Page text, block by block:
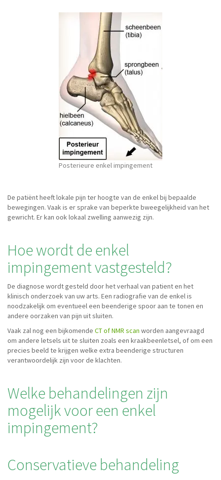
Posterieure enkel impingement
De patiënt heeft lokale pijn ter hoogte van de enkel bij bepaalde
bewegingen. Vaak is er sprake van beperkte bweegelijkheid van het
gewricht. Er kan ook lokaal zwelling aanwezig zijn.
Hoe wordt de enkel
impingement vastgesteld?
De diagnose wordt gesteld door het verhaal van patient en het
klinisch onderzoek van uw arts. Een radiografie van de enkel is
noodzakelijk om eventueel een beenderige spoor aan te tonen en
andere oorzaken van pijn uit sluiten.
Vaak zal nog een bijkomende CT of NMR scan worden aangevraagd
om andere letsels uit te sluiten zoals een kraakbeenletsel, of om een
precies beeld te krijgen welke extra beenderige structuren
verantwoordelijk zijn voor de klachten.
Welke behandelingen zijn
mogelijk voor een enkel
impingement?
Conservatieve behandeling